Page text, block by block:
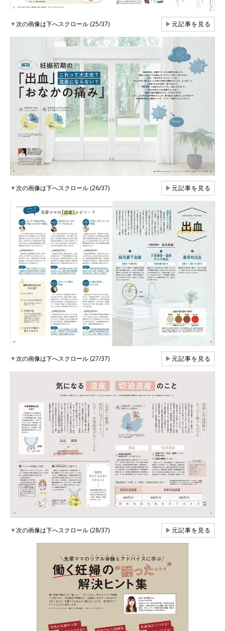
▼次の画像は下へスクロール (25/37) ▶元記事を見る
▼次の画像は下へスクロール (26/37) ▶元記事を見る
▼次の画像は下へスクロール (27/37) ▶元記事を見る
▼次の画像は下へスクロール (28/37) ▶元記事を見る